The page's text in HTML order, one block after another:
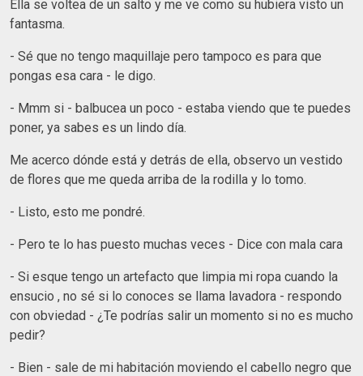
Ella se voltea de un salto y me ve como su hubiera visto un
fantasma.
- Sé que no tengo maquillaje pero tampoco es para que
pongas esa cara - le digo.
- Mmm si - balbucea un poco - estaba viendo que te puedes
poner, ya sabes es un lindo día.
Me acerco dónde está y detrás de ella, observo un vestido
de flores que me queda arriba de la rodilla y lo tomo.
- Listo, esto me pondré.
- Pero te lo has puesto muchas veces - Dice con mala cara
- Si esque tengo un artefacto que limpia mi ropa cuando la
ensucio , no sé si lo conoces se llama lavadora - respondo
con obviedad - ¿Te podrías salir un momento si no es mucho
pedir?
- Bien - sale de mi habitación moviendo el cabello negro que